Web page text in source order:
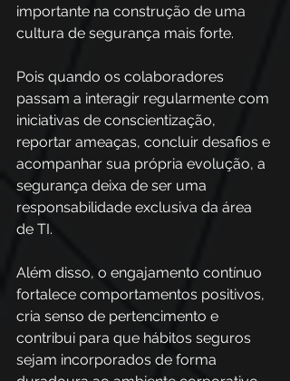
importante na construção de uma
cultura de segurança mais forte.
Pois quando os colaboradores
passam a interagir regularmente com
iniciativas de conscientização,
reportar ameaças, concluir desafios e
acompanhar sua própria evolução, a
segurança deixa de ser uma
responsabilidade exclusiva da área
de TI.
Além disso, o engajamento contínuo
fortalece comportamentos positivos,
cria senso de pertencimento e
contribui para que hábitos seguros
sejam incorporados de forma